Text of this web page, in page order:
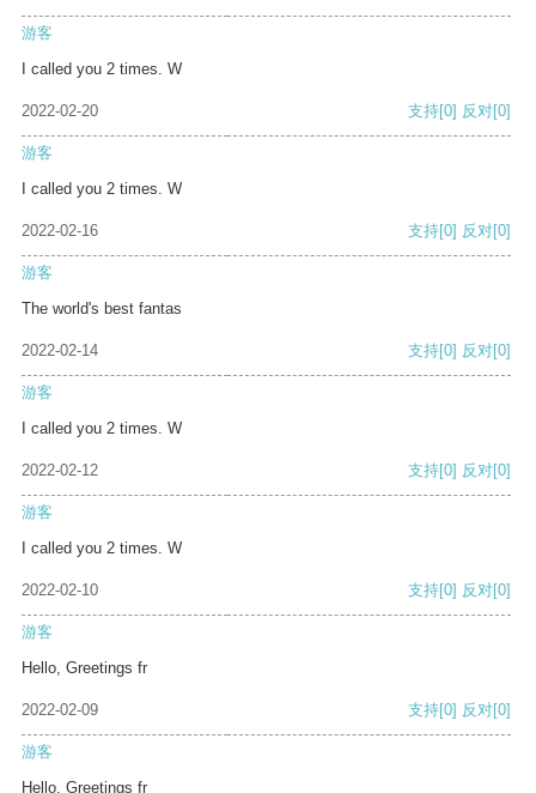
游客
I called you 2 times. W
2022-02-20 支持[0] 反对[0]
游客
I called you 2 times. W
2022-02-16 支持[0] 反对[0]
游客
The world's best fantas
2022-02-14 支持[0] 反对[0]
游客
I called you 2 times. W
2022-02-12 支持[0] 反对[0]
游客
I called you 2 times. W
2022-02-10 支持[0] 反对[0]
游客
Hello, Greetings fr
2022-02-09 支持[0] 反对[0]
游客
Hello, Greetings fr